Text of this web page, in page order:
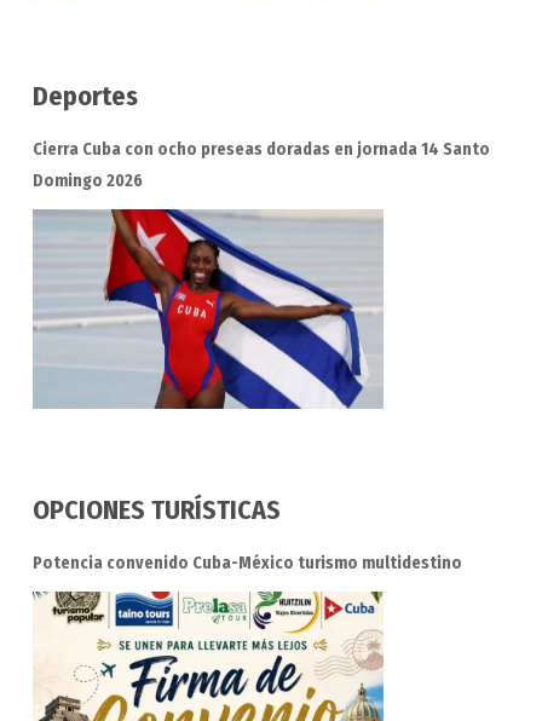
Deportes
Cierra Cuba con ocho preseas doradas en jornada 14 Santo
Domingo 2026
OPCIONES TURÍSTICAS
Potencia convenido Cuba-México turismo multidestino